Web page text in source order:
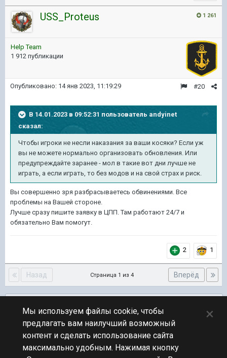
1 261
USS_Proteus
Help Team
1 912 публикации
#20
Опубликовано: 14 янв 2023, 11:19:29
В 14.01.2023 в 09:52:31 пользователь andyinet
сказал:
Чтобы игроки не несли наказания за ваши косяки? Если уж
вы не можете нормально организовать обновления. Или
предупреждайте заранее - мол в такие вот дни лучше не
играть, а если играть, то без модов и на свой страх и риск.
Вы совершенно зря разбрасываетесь обвинениями. Все
проблемы на Вашей стороне.
Лучше сразу пишите заявку в ЦПП. Там работают 24/7 и
обязательно Вам помогут.
2 1
Назад Вперёд
Страница 1 из 4
ПЕРЕЙТИ К СПИСКУ ТЕМ
Обсуждение Мира Кораблей
Мы используем файлы cookie, чтобы
предлагать вам наилучший возможный
контент и сделать использование сайта
максимально удобным. Нажимая кнопку
×